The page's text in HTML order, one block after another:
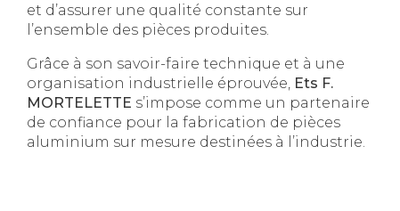
et d’assurer une qualité constante sur
l’ensemble des pièces produites.
Grâce à son savoir-faire technique et à une
organisation industrielle éprouvée, Ets F.
MORTELETTE s’impose comme un partenaire
de confiance pour la fabrication de pièces
aluminium sur mesure destinées à l’industrie.